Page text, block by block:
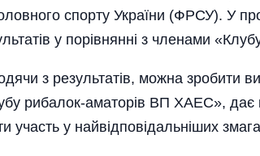
спорту України (ФРСУ). У
у порів­нянні з членами
з результатів, можна зробити
рибалок-аматорів ВП ХАЕС», дає
участь у найвідповідаль­ніших